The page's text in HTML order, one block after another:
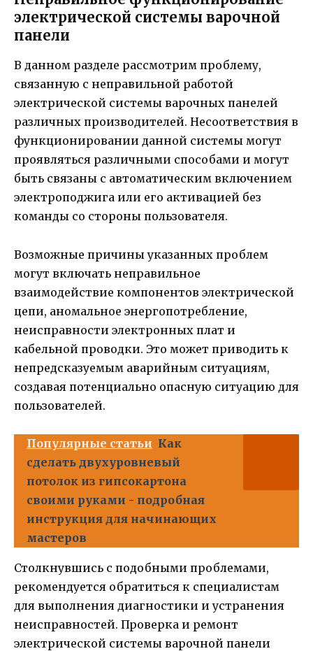
электрической системы варочной
панели
В данном разделе рассмотрим проблему,
связанную с неправильной работой
электрической системы варочных панелей
различных производителей. Несоответствия в
функционировании данной системы могут
проявляться различными способами и могут
быть связаны с автоматическим включением
электроподжига или его активацией без
команды со стороны пользователя.
Возможные причины указанных проблем
могут включать неправильное
взаимодействие компонентов электрической
цепи, аномальное энергопотребление,
неисправности электронных плат и
кабельной проводки. Это может приводить к
непредсказуемым аварийным ситуациям,
создавая потенциально опасную ситуацию для
пользователей.
Популярные статьи Как
сделать двухуровневый
потолок из гипсокартона
своими руками - подробная
инструкция для начинающих
мастеров
Столкнувшись с подобными проблемами,
рекомендуется обратиться к специалистам
для выполнения диагностики и устранения
неисправностей. Проверка и ремонт
электрической системы варочной панели